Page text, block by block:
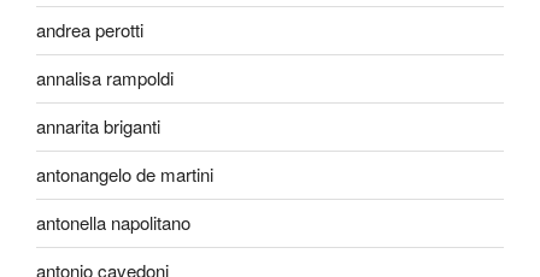
andrea perotti
annalisa rampoldi
annarita briganti
antonangelo de martini
antonella napolitano
antonio cavedoni